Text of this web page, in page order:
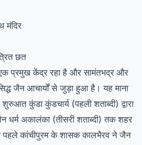
मंदिर
छत
प्रमुख केंद्र रहा है और सामंतभद्र और
जैन आचार्यों से जुड़ा हुआ है। यह माना
कुंडा कुंडचार्य (पहली शताब्दी) द्वारा
धर्म अकालंका (तीसरी शताब्दी) तक शहर
पहले कांचीपुरम के शासक कालभैरव ने जैन